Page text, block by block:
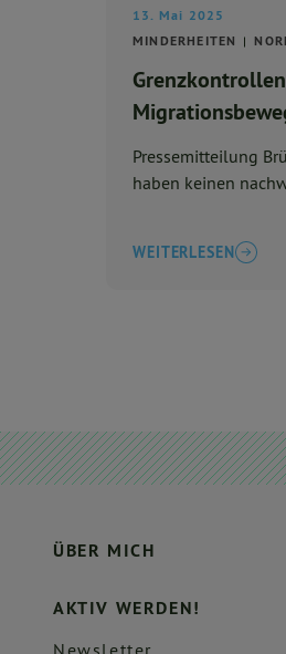
13. Mai 2025
MINDERHEITEN
Pressemitteilung
haben keinen
WEITERLESEN
ÜBER MICH
AKTIV WERDEN!
Newsletter